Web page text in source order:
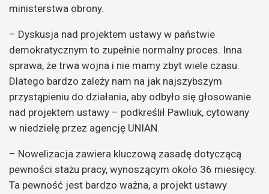
ministerstwa obrony.
– Dyskusja nad projektem ustawy w państwie
demokratycznym to zupełnie normalny proces. Inna
sprawa, że trwa wojna i nie mamy zbyt wiele czasu.
Dlatego bardzo zależy nam na jak najszybszym
przystąpieniu do działania, aby odbyło się głosowanie
nad projektem ustawy – podkreślił Pawliuk, cytowany
w niedzielę przez agencję UNIAN.
– Nowelizacja zawiera kluczową zasadę dotyczącą
pewności stażu pracy, wynoszącym około 36 miesięcy.
Ta pewność jest bardzo ważna, a projekt ustawy